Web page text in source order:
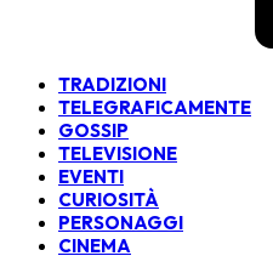
TRADIZIONI
TELEGRAFICAMENTE
GOSSIP
TELEVISIONE
EVENTI
CURIOSITÀ
PERSONAGGI
CINEMA